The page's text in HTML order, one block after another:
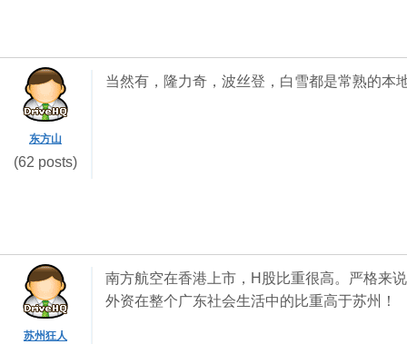
东方山
(62 posts)
当然有，隆力奇，波丝登，白雪都是常熟的本
苏州狂人
南方航空在香港上市，H股比重很高。严格来
外资在整个广东社会生活中的比重高于苏州！